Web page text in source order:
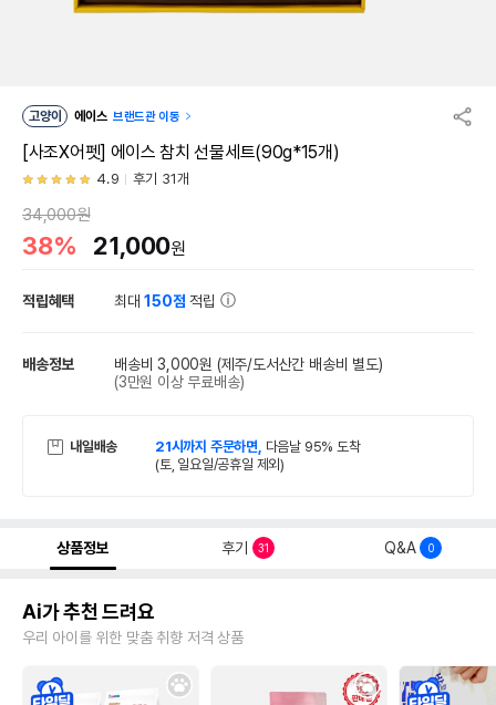
고양이 에이스 브랜드관 이동
[사조X어펫] 에이스 참치 선물세트(90g*15개)
4.9 후기 31개
34,000원
38% 21,000원
적립혜택 최대150점 적립
배송정보 배송비 3,000원 (제주/도서산간 배송비 별도)
(3만원 이상 무료배송)
내일배송 21시까지 주문하면, 다음날 95% 도착
(토, 일요일/공휴일 제외)
상품정보 후기 31 Q&A 0
Ai가 추천 드려요
우리 아이를 위한 맞춤 취향 저격 상품